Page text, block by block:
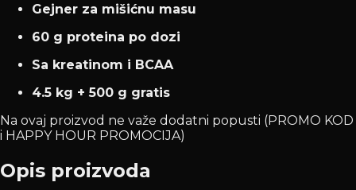
Gejner za mišićnu masu
60 g proteina po dozi
Sa kreatinom i BCAA
4.5 kg + 500 g gratis
Na ovaj proizvod ne važe dodatni popusti (PROMO KOD
i HAPPY HOUR PROMOCIJA)
Opis proizvoda